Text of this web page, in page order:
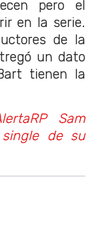
pero el
en la serie.
de la
un dato
tienen la
Sam
de su